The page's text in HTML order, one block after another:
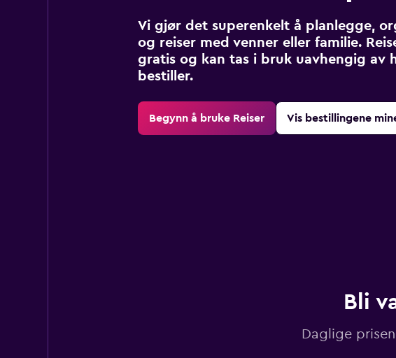
Vi gjør det superenkelt å planlegge,
og reiser med venner eller familie.
gratis og kan tas i bruk uavhengig av
bestiller.
Begynn å bruke Reiser Vis bestillingene
Bli
Daglige